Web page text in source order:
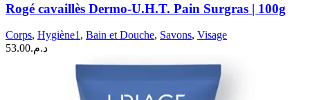
Rogé cavaillès Dermo-U.H.T. Pain Surgras | 100g
Corps, Hygiène1, Bain et Douche, Savons, Visage
د.م.53.00